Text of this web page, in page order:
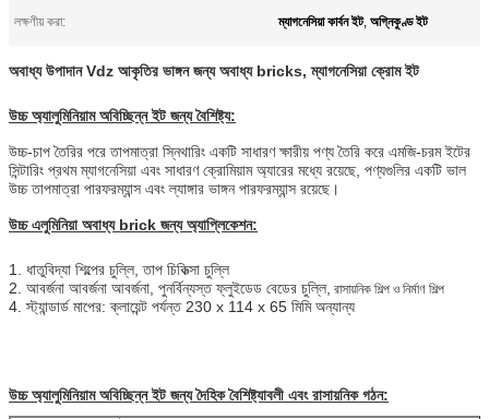
লক্ষণীয় করা:
ম্যাগনেসিয়া কার্বন ইট, অগ্নিকুণ্ড ইট
অবাধ্য উপাদান Vdz আকৃতির ভাঙ্গন জন্য অবাধ্য bricks, ম্যাগনেসিয়া ক্রোম ইট
উচ্চ অ্যালুমিনিয়াম অবিচ্ছিন্ন ইট জন্য বৈশিষ্ট্য:
উচ্চ-চাপ তৈরির পরে তাপমাত্রা স্নিথারিং একটি সাধারণ ক্ষারীয় পণ্য তৈরি করে এমজি-চরম ইটের
সিন্টারিং প্রথম ম্যাগনেসিয়া এবং সাধারণ ক্রোমিয়াম অ্যারের মধ্যে রয়েছে, পণ্যগুলির একটি ভাল
উচ্চ তাপমাত্রা পারফরম্যান্স এবং ল্যাঙ্গার ভাঙ্গন পারফরম্যান্স রয়েছে।
উচ্চ এলুমিনিয়া অবাধ্য brick জন্য অ্যাপ্লিকেশন:
1. ধাতুবিদ্যা শিল্পের চুল্লি, তাপ চিকিত্সা চুল্লি
2. আবর্জনা আবর্জনা আবর্জনা, পুনর্বিন্যস্ত ফ্লুইডেড বেডের চুল্লি, রাসায়নিক শিল্প ও নির্মাণ শিল্প
4. স্ট্যান্ডার্ড মাপের: ক্লায়েন্ট পর্যন্ত 230 x 114 x 65 মিমি অন্যান্য
উচ্চ অ্যালুমিনিয়াম অবিচ্ছিন্ন ইট জন্য দৈহিক বৈশিষ্ট্যাবলী এবং রাসায়নিক গঠন: